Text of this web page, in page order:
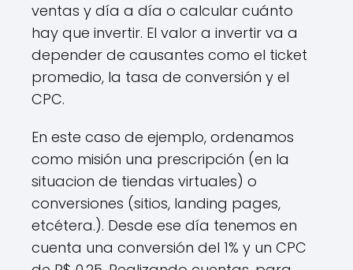
ventas y día a día o calcular cuánto
hay que invertir. El valor a invertir va a
depender de causantes como el ticket
promedio, la tasa de conversión y el
CPC.
En este caso de ejemplo, ordenamos
como misión una prescripción (en la
situacion de tiendas virtuales) o
conversiones (sitios, landing pages,
etcétera.). Desde ese día tenemos en
cuenta una conversión del 1% y un CPC